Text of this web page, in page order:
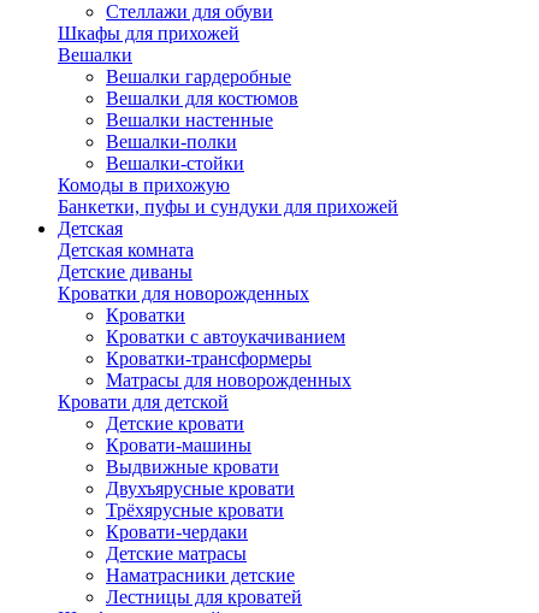
Стеллажи для обуви
Шкафы для прихожей
Вешалки
Вешалки гардеробные
Вешалки для костюмов
Вешалки настенные
Вешалки-полки
Вешалки-стойки
Комоды в прихожую
Банкетки, пуфы и сундуки для прихожей
Детская
Детская комната
Детские диваны
Кроватки для новорожденных
Кроватки
Кроватки с автоукачиванием
Кроватки-трансформеры
Матрасы для новорожденных
Кровати для детской
Детские кровати
Кровати-машины
Выдвижные кровати
Двухъярусные кровати
Трёхярусные кровати
Кровати-чердаки
Детские матрасы
Наматрасники детские
Лестницы для кроватей